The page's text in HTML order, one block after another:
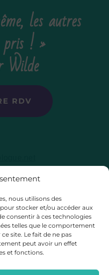
nous utilisons des
stocker et/ou accéder aux
consentir à ces technologies
telles que le comportement
site. Le fait de ne pas
peut avoir un effet
et fonctions.
les autres
pris ! »
Wilde
RDV
Carbon